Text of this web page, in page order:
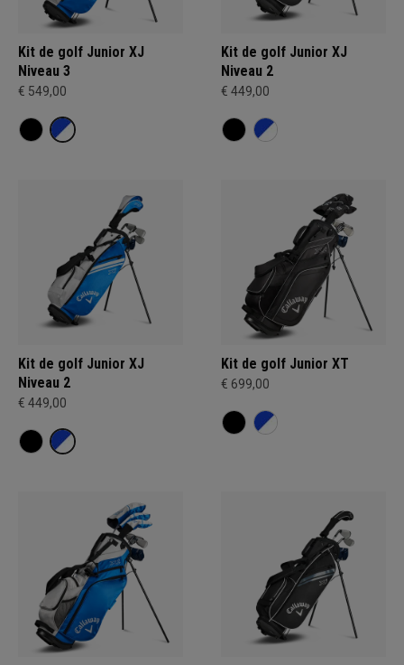
Kit de golf Junior XJ
Niveau 3
€ 549,00
Kit de golf Junior XJ
Niveau 2
€ 449,00
Kit de golf Junior XJ
Niveau 2
€ 449,00
Kit de golf Junior XT
€ 699,00